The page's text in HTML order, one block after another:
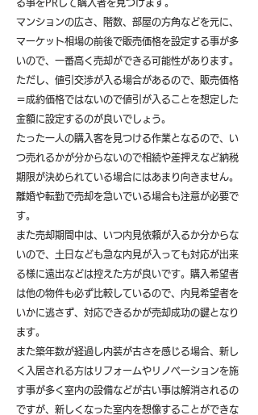
る事をPRして購入者を見つけます。
マンションの広さ、階数、部屋の方角などを元に、
マーケット相場の前後で販売価格を設定する事が多
いので、一番高く売却ができる可能性があります。
ただし、値引交渉が入る場合があるので、販売価格
＝成約価格ではないので値引が入ることを想定した
金額に設定するのが良いでしょう。
たった一人の購入客を見つける作業となるので、い
つ売れるかが分からないので相続や差押えなど納税
期限が決められている場合にはあまり向きません。
離婚や転勤で売却を急いでいる場合も注意が必要で
す。
また売却期間中は、いつ内見依頼が入るか分からな
いので、土日なども急な内見が入っても対応が出来
る様に遠出などは控えた方が良いです。購入希望者
は他の物件も必ず比較しているので、内見希望者を
いかに逃さず、対応できるかが売却成功の鍵となり
ます。
また築年数が経過し内装が古さを感じる場合、新し
く入居される方はリフォームやリノベーションを施
す事が多く室内の設備などが古い事は解消されるの
ですが、新しくなった室内を想像することができな